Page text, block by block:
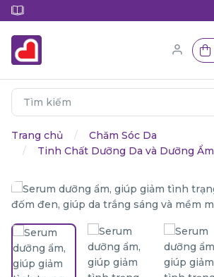
Trang chủ
Chăm Sóc Da
Tinh Chất Dưỡng Da và Dưỡng Ẩm